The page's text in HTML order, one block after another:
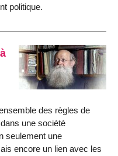
politique.
des règles de
une société
seulement une
encore un lien avec les